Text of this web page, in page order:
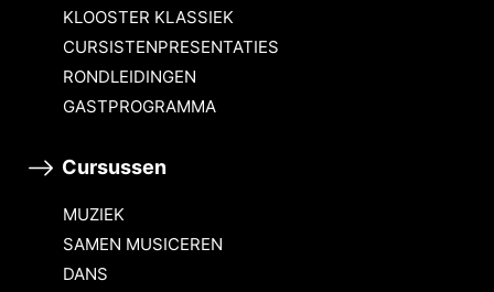
KLOOSTER KLASSIEK
CURSISTENPRESENTATIES
RONDLEIDINGEN
GASTPROGRAMMA
Cursussen
MUZIEK
SAMEN MUSICEREN
DANS